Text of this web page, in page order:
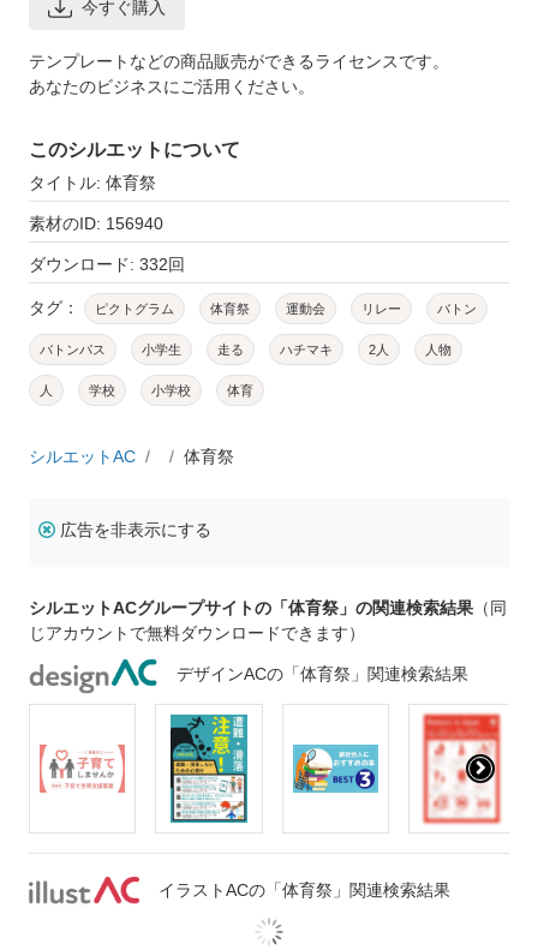
今すぐ購入
テンプレートなどの商品販売ができるライセンスです。
あなたのビジネスにご活用ください。
このシルエットについて
タイトル: 体育祭
素材のID: 156940
ダウンロード: 332回
タグ： ピクトグラム 体育祭 運動会 リレー バトン
バトンパス 小学生 走る ハチマキ 2人 人物
人 学校 小学校 体育
シルエットAC 体育祭
広告を非表示にする
シルエットACグループサイトの「体育祭」の関連検索結果 （同
じアカウントで無料ダウンロードできます）
デザインACの「体育祭」関連検索結果
イラストACの「体育祭」関連検索結果